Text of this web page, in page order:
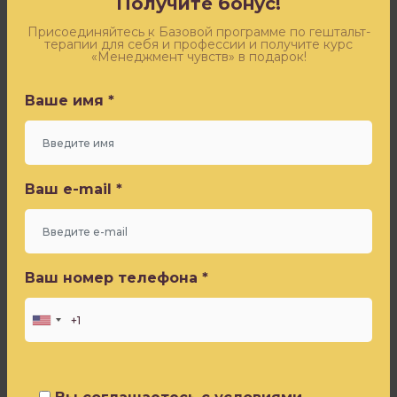
концепциями,
останетесь
где
вчера.
Что-
то
такое
со
мной
Оставьте заявку - и получите бесплатный доступ к
эфиру «Синдром самозванца» от Игоря Погодина
Ваш e-mail *
Ваш номер телефона *
Политики конфиденциальности
Присоединяйтесь к Базовой программе по гештальт-
терапии для себя и профессии и получите курс
«Менеджмент чувств» в подарок!
Ваше имя *
Ваш e-mail *
Ваш номер телефона *